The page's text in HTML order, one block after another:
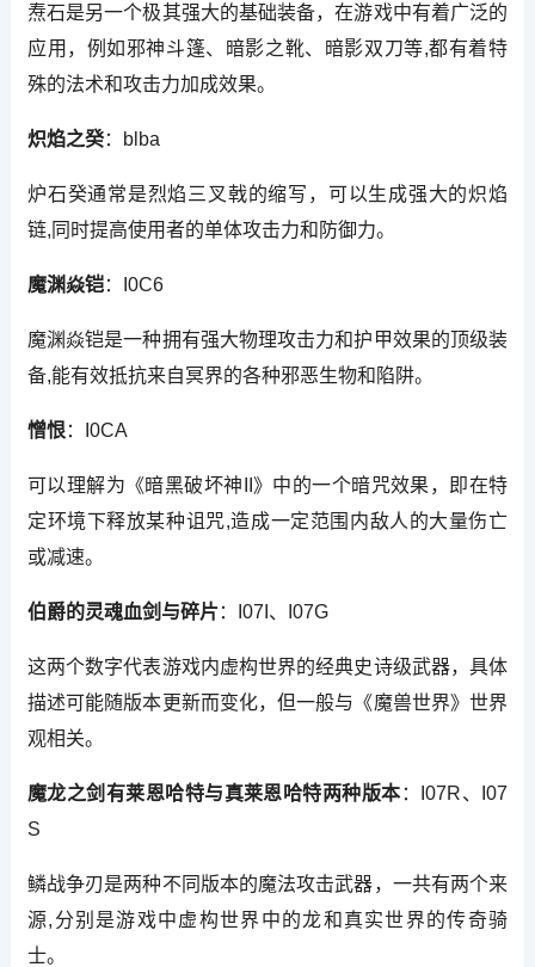
焘石是另一个极其强大的基础装备，在游戏中有着广泛的
应用，例如邪神斗篷、暗影之靴、暗影双刀等,都有着特
殊的法术和攻击力加成效果。
炽焰之癸：blba
炉石癸通常是烈焰三叉戟的缩写，可以生成强大的炽焰
链,同时提高使用者的单体攻击力和防御力。
魔渊焱铠：I0C6
魔渊焱铠是一种拥有强大物理攻击力和护甲效果的顶级装
备,能有效抵抗来自冥界的各种邪恶生物和陷阱。
憎恨：I0CA
可以理解为《暗黑破坏神II》中的一个暗咒效果，即在特
定环境下释放某种诅咒,造成一定范围内敌人的大量伤亡
或减速。
伯爵的灵魂血剑与碎片：I07I、I07G
这两个数字代表游戏内虚构世界的经典史诗级武器，具体
描述可能随版本更新而变化，但一般与《魔兽世界》世界
观相关。
魔龙之剑有莱恩哈特与真莱恩哈特两种版本 ：I07R、I07
S
鳞战争刃是两种不同版本的魔法攻击武器，一共有两个来
源,分别是游戏中虚构世界中的龙和真实世界的传奇骑
士。